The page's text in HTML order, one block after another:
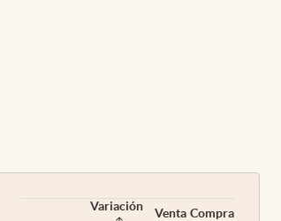
Variación Venta Compra